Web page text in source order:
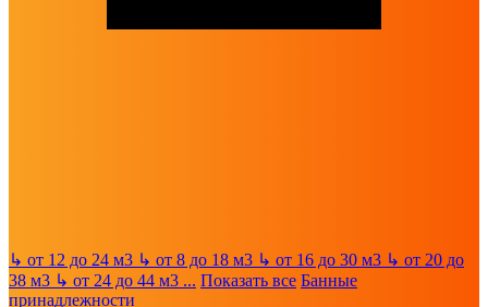
↳ от 12 до 24 м3 ↳ от 8 до 18 м3 ↳ от 16 до 30 м3 ↳ от 20 до
38 м3 ↳ от 24 до 44 м3 ... Показать все Банные
принадлежности